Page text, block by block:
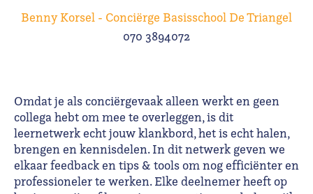
Omdat je als conciërgevaak alleen werkt en geen
collega hebt om mee te overleggen, is dit
leernetwerk echt jouw klankbord, het is echt halen,
brengen en kennisdelen. In dit netwerk geven we
elkaar feedback en tips & tools om nog efficiënter en
professioneler te werken. Elke deelnemer heeft op
Benny Korsel - Conciërge Basisschool De Triangel
070 3894072